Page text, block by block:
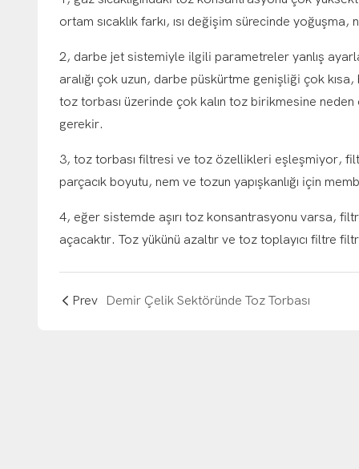
ortam sıcaklık farkı, ısı değişim sürecinde
2, darbe jet sistemiyle ilgili parametreler yanlış
aralığı çok uzun, darbe püskürtme genişliği çok kısa,
toz torbası üzerinde çok kalın toz birikmesine
gerekir.
3, toz torbası filtresi ve toz özellikleri eşleşmiyor,
parçacık boyutu, nem ve tozun yapışkanlığı için
4, eğer sistemde aşırı toz konsantrasyonu varsa,
açacaktır. Toz yükünü azaltır ve toz toplayıcı filtre
Prev Demir Çelik Sektöründe Toz Torbası